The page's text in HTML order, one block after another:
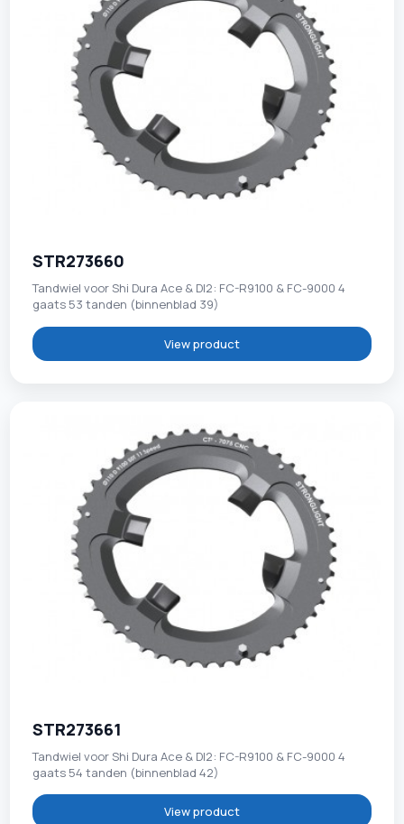
STR273660
Tandwiel voor Shi Dura Ace & DI2: FC-R9100 & FC-9000 4
gaats 53 tanden (binnenblad 39)
View product
STR273661
Tandwiel voor Shi Dura Ace & DI2: FC-R9100 & FC-9000 4
gaats 54 tanden (binnenblad 42)
View product